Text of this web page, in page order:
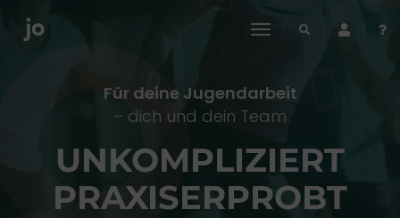
toggle
Für deine Jugendarbeit
– dich und dein Team
UNKOMPLIZIERT
PRAXISERPROBT